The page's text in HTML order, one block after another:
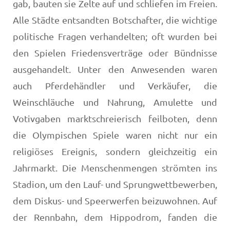
gab, bauten sie Zelte auf und schliefen im Freien.
Alle Städte entsandten Botschafter, die wichtige
politische Fragen verhandelten; oft wurden bei
den Spielen Friedensverträge oder Bündnisse
ausgehandelt. Unter den Anwesenden waren
auch Pferdehändler und Verkäufer, die
Weinschläuche und Nahrung, Amulette und
Votivgaben marktschreierisch feilboten, denn
die Olympischen Spiele waren nicht nur ein
religiöses Ereignis, sondern gleichzeitig ein
Jahrmarkt. Die Menschenmengen strömten ins
Stadion, um den Lauf- und Sprungwettbewerben,
dem Diskus- und Speerwerfen beizuwohnen. Auf
der Rennbahn, dem Hippodrom, fanden die